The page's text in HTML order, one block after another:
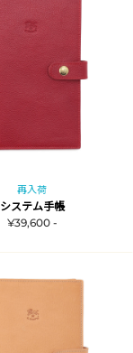
再入荷
システム手帳
¥39,600 -